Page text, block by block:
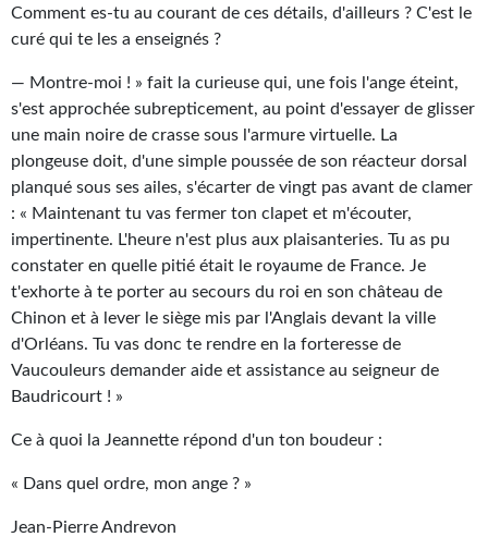
Goodies Gotland
PLUS
À paraître
Revue de presse
Récompenses
Newsletter
Le Bélial' sur Youtube
LE BLOG BIFROST
La Bibliothèque orbitale
Journal d'un homme des bois
Comment es-tu au courant de ces détails, d'ailleurs ? C'est le
curé qui te les a enseignés ?
— Montre-moi ! » fait la curieuse qui, une fois l'ange éteint,
s'est approchée subrepticement, au point d'essayer de glisser
une main noire de crasse sous l'armure virtuelle. La
plongeuse doit, d'une simple poussée de son réacteur dorsal
planqué sous ses ailes, s'écarter de vingt pas avant de clamer
: « Maintenant tu vas fermer ton clapet et m'écouter,
impertinente. L'heure n'est plus aux plaisanteries. Tu as pu
constater en quelle pitié était le royaume de France. Je
t'exhorte à te porter au secours du roi en son château de
Chinon et à lever le siège mis par l'Anglais devant la ville
d'Orléans. Tu vas donc te rendre en la forteresse de
Vaucouleurs demander aide et assistance au seigneur de
Baudricourt ! »
Ce à quoi la Jeannette répond d'un ton boudeur :
« Dans quel ordre, mon ange ? »
Jean-Pierre Andrevon